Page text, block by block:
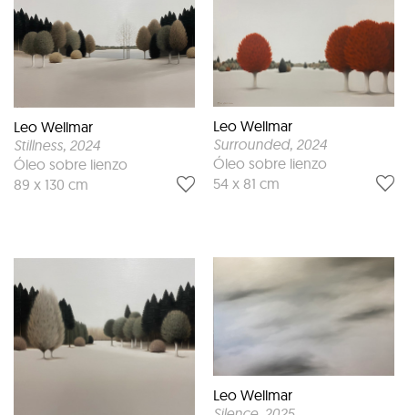
Leo Wellmar
Stillness, 2024
Óleo sobre lienzo
89 x 130 cm
Leo Wellmar
Surrounded, 2024
Óleo sobre lienzo
54 x 81 cm
Leo Wellmar